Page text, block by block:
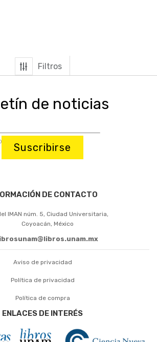
Filtros
de noticias
Suscribirse
DE CONTACTO
IMAN núm. 5, Ciudad Universitaria,
Coyoacán, México
Aviso de privacidad
Política de privacidad
Política de compra
ENLACES DE INTERÉS